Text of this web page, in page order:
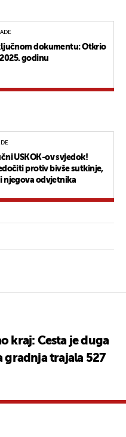
dokumentu: Otkrio
godinu
USKOK-ov svjedok!
protiv bivše sutkinje,
njegova odvjetnika
kraj: Cesta je duga
gradnja trajala 527